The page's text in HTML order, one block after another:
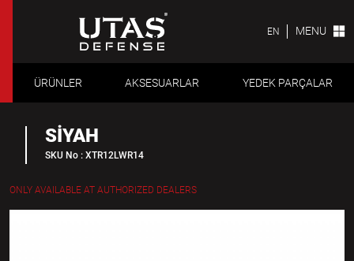
EN MENU
ÜRÜNLER AKSESUARLAR YEDEK PARÇALAR
SİYAH
SKU No : XTR12LWR14
ONLY AVAILABLE AT AUTHORIZED DEALERS